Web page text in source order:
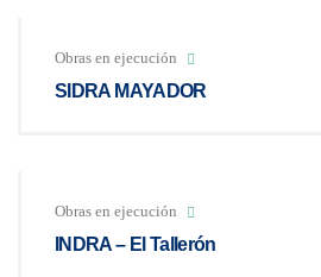
Obras en ejecución
SIDRA MAYADOR
Obras en ejecución
INDRA – El Tallerón